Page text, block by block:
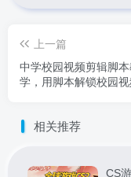
上一篇
中学校园视频剪辑脚本
学，用脚本解锁校园视
相关推荐
CS